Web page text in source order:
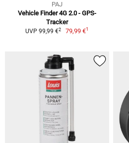
PAJ
Vehicle Finder 4G 2.0 - GPS-
Tracker
UVP 99,99 €2 79,99 €1